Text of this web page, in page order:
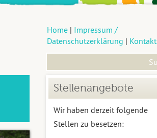
Home | Impressum /
Datenschutzerklärung | Kontakt
Stellenangebote
Wir haben derzeit folgende
Stellen zu besetzen: